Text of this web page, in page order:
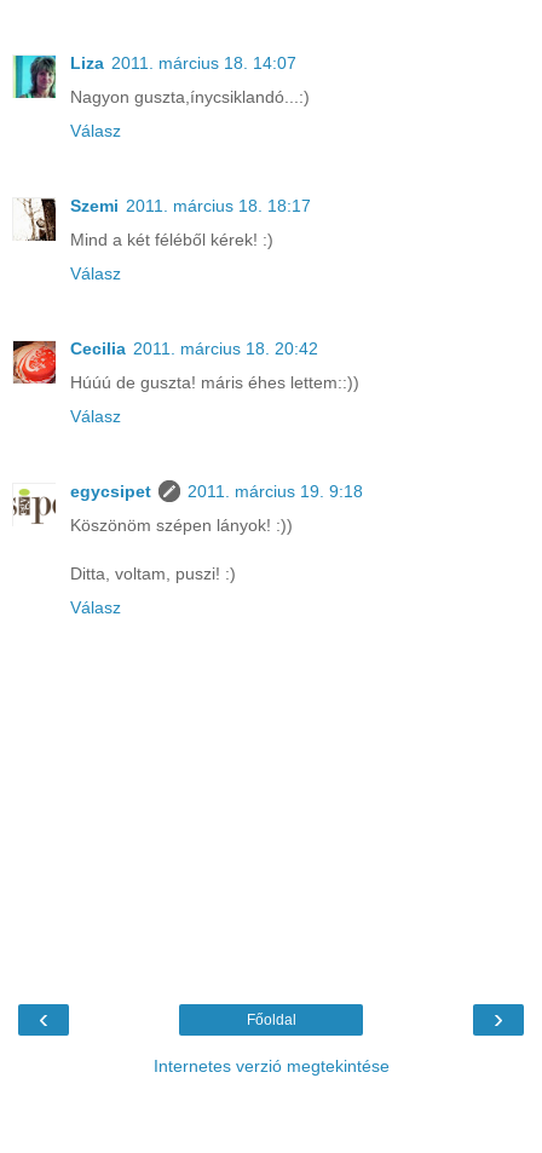
Liza 2011. március 18. 14:07
Nagyon guszta,ínycsiklandó...:)
Válasz
Szemi 2011. március 18. 18:17
Mind a két féléből kérek! :)
Válasz
Cecilia 2011. március 18. 20:42
Húúú de guszta! máris éhes lettem::))
Válasz
egycsipet
2011. március 19. 9:18
Köszönöm szépen lányok! :))
Ditta, voltam, puszi! :)
Válasz
‹ ›
Főoldal
Internetes verzió megtekintése